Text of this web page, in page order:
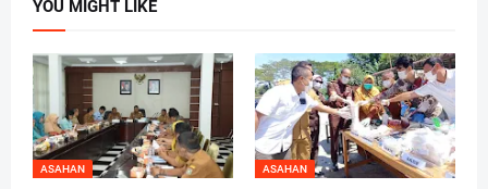
YOU MIGHT LIKE
ASAHAN ASAHAN